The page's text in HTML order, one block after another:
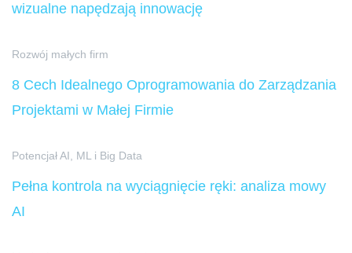
wizualne napędzają innowację
Rozwój małych firm
8 Cech Idealnego Oprogramowania do Zarządzania
Projektami w Małej Firmie
Potencjał AI, ML i Big Data
Pełna kontrola na wyciągnięcie ręki: analiza mowy
AI